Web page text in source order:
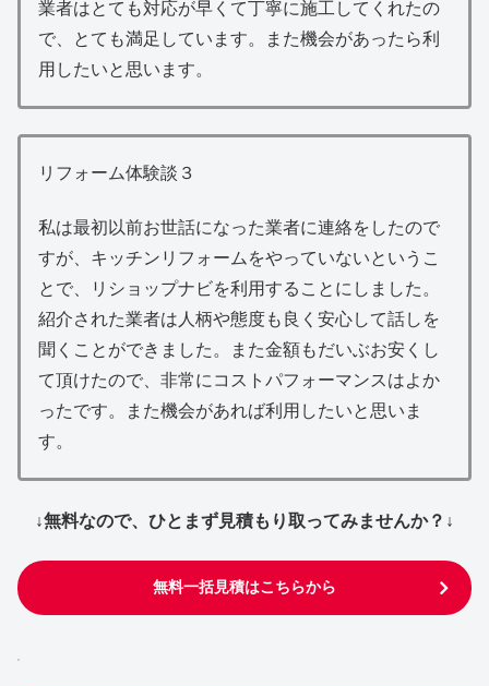
業者はとても対応が早くて丁寧に施工してくれたの
で、とても満足しています。また機会があったら利
用したいと思います。
リフォーム体験談３
私は最初以前お世話になった業者に連絡をしたので
すが、キッチンリフォームをやっていないというこ
とで、リショップナビを利用することにしました。
紹介された業者は人柄や態度も良く安心して話しを
聞くことができました。また金額もだいぶお安くし
て頂けたので、非常にコストパフォーマンスはよか
ったです。また機会があれば利用したいと思いま
す。
↓無料なので、ひとまず見積もり取ってみませんか？↓
無料一括見積はこちらから